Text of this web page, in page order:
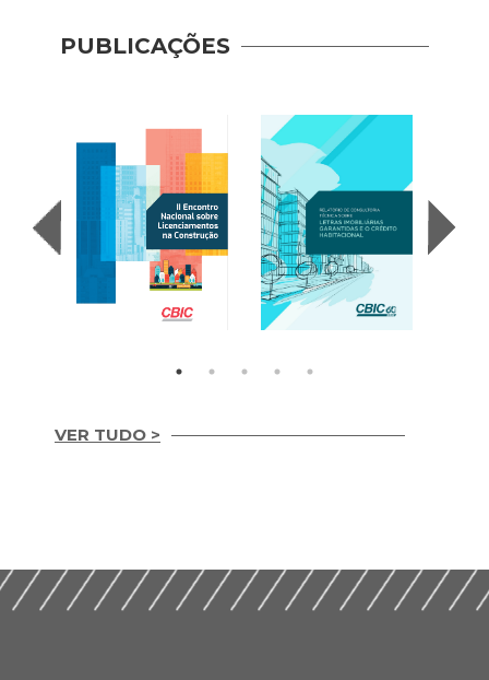
PUBLICAÇÕES
VER TUDO >